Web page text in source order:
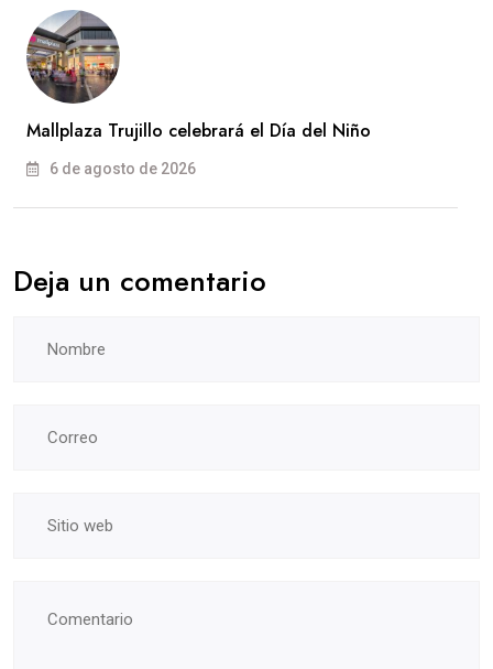
Mallplaza Trujillo celebrará el Día del Niño
6 de agosto de 2026
Deja un comentario